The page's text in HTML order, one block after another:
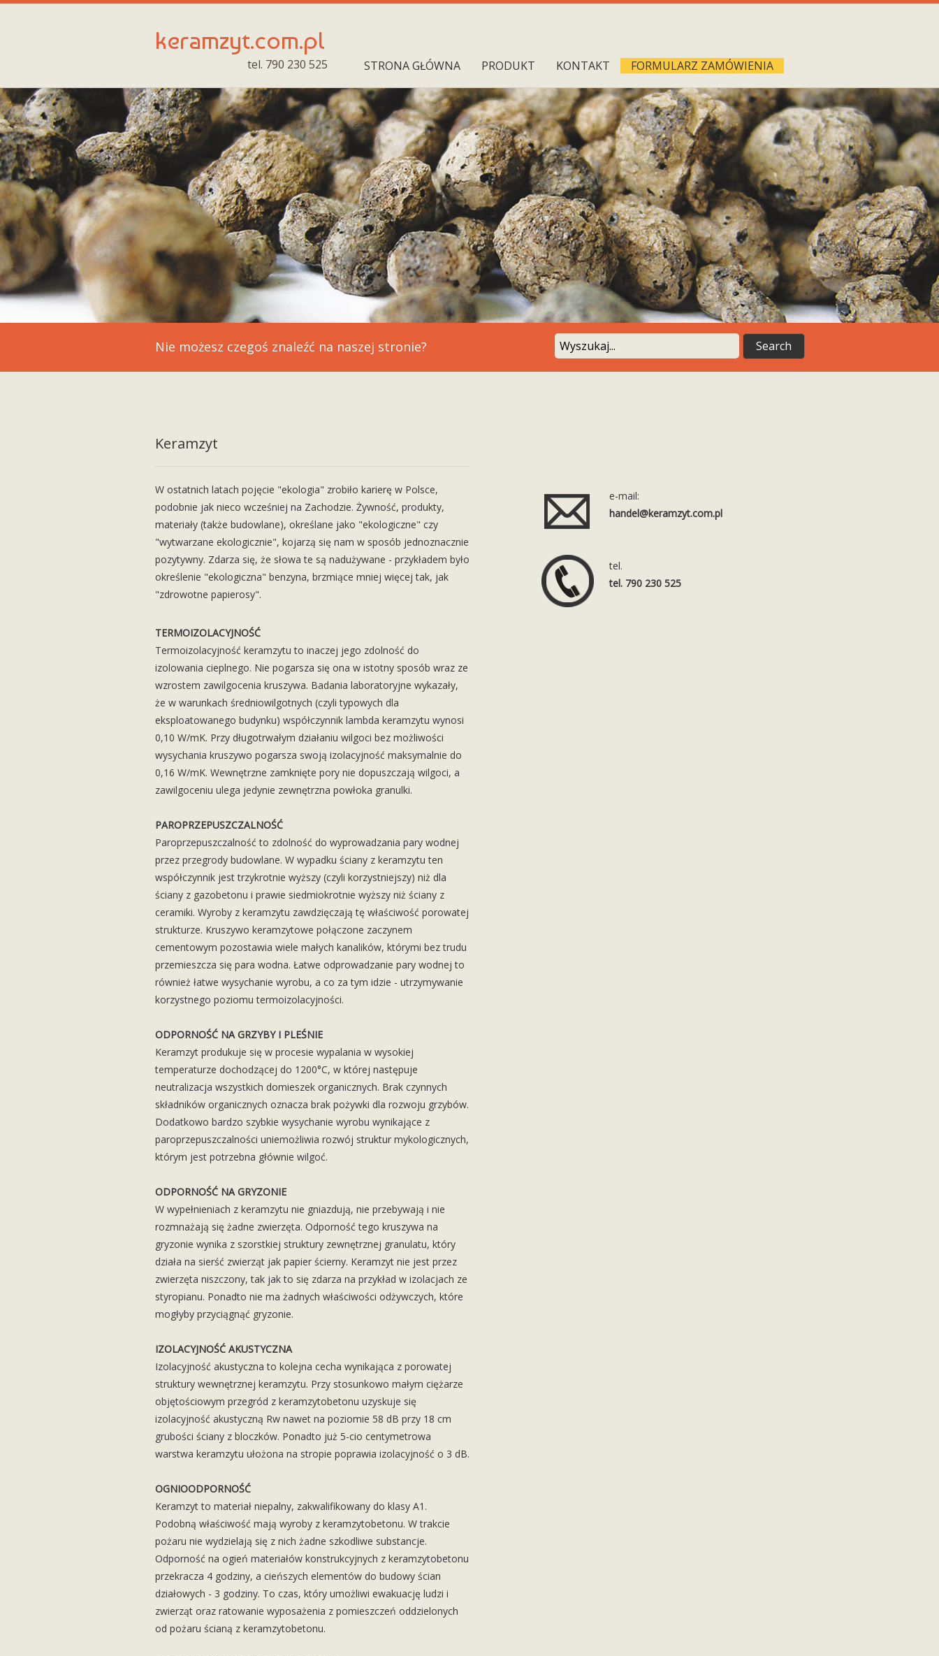
keramzyt.com.pl
tel. 790 230 525 STRONA GŁÓWNA PRODUKT KONTAKT FORMULARZ ZAMÓWIENIA
Nie możesz czegoś znaleźć na naszej stronie?
Keramzyt
W ostatnich latach pojęcie "ekologia" zrobiło karierę w Polsce,
podobnie jak nieco wcześniej na Zachodzie. Żywność, produkty,
materiały (także budowlane), określane jako "ekologiczne" czy
"wytwarzane ekologicznie", kojarzą się nam w sposób jednoznacznie
pozytywny. Zdarza się, że słowa te są nadużywane - przykładem było
określenie "ekologiczna" benzyna, brzmiące mniej więcej tak, jak
"zdrowotne papierosy".
TERMOIZOLACYJNOŚĆ
Termoizolacyjność keramzytu to inaczej jego zdolność do
izolowania cieplnego. Nie pogarsza się ona w istotny sposób wraz ze
wzrostem zawilgocenia kruszywa. Badania laboratoryjne wykazały,
że w warunkach średniowilgotnych (czyli typowych dla
eksploatowanego budynku) współczynnik lambda keramzytu wynosi
0,10 W/mK. Przy długotrwałym działaniu wilgoci bez możliwości
wysychania kruszywo pogarsza swoją izolacyjność maksymalnie do
0,16 W/mK. Wewnętrzne zamknięte pory nie dopuszczają wilgoci, a
zawilgoceniu ulega jedynie zewnętrzna powłoka granulki.
PAROPRZEPUSZCZALNOŚĆ
Paroprzepuszczalność to zdolność do wyprowadzania pary wodnej
przez przegrody budowlane. W wypadku ściany z keramzytu ten
współczynnik jest trzykrotnie wyższy (czyli korzystniejszy) niż dla
ściany z gazobetonu i prawie siedmiokrotnie wyższy niż ściany z
ceramiki. Wyroby z keramzytu zawdzięczają tę właściwość porowatej
strukturze. Kruszywo keramzytowe połączone zaczynem
cementowym pozostawia wiele małych kanalików, którymi bez trudu
przemieszcza się para wodna. Łatwe odprowadzanie pary wodnej to
również łatwe wysychanie wyrobu, a co za tym idzie - utrzymywanie
korzystnego poziomu termoizolacyjności.
ODPORNOŚĆ NA GRZYBY I PLEŚNIE
Keramzyt produkuje się w procesie wypalania w wysokiej
temperaturze dochodzącej do 1200°C, w której następuje
neutralizacja wszystkich domieszek organicznych. Brak czynnych
składników organicznych oznacza brak pożywki dla rozwoju grzybów.
Dodatkowo bardzo szybkie wysychanie wyrobu wynikające z
paroprzepuszczalności uniemożliwia rozwój struktur mykologicznych,
którym jest potrzebna głównie wilgoć.
ODPORNOŚĆ NA GRYZONIE
W wypełnieniach z keramzytu nie gniazdują, nie przebywają i nie
rozmnażają się żadne zwierzęta. Odporność tego kruszywa na
gryzonie wynika z szorstkiej struktury zewnętrznej granulatu, który
działa na sierść zwierząt jak papier ścierny. Keramzyt nie jest przez
zwierzęta niszczony, tak jak to się zdarza na przykład w izolacjach ze
styropianu. Ponadto nie ma żadnych właściwości odżywczych, które
mogłyby przyciągnąć gryzonie.
IZOLACYJNOŚĆ AKUSTYCZNA
Izolacyjność akustyczna to kolejna cecha wynikająca z porowatej
struktury wewnętrznej keramzytu. Przy stosunkowo małym ciężarze
objętościowym przegród z keramzytobetonu uzyskuje się
izolacyjność akustyczną Rw nawet na poziomie 58 dB przy 18 cm
grubości ściany z bloczków. Ponadto już 5-cio centymetrowa
warstwa keramzytu ułożona na stropie poprawia izolacyjność o 3 dB.
OGNIOODPORNOŚĆ
Keramzyt to materiał niepalny, zakwalifikowany do klasy A1.
Podobną właściwość mają wyroby z keramzytobetonu. W trakcie
pożaru nie wydzielają się z nich żadne szkodliwe substancje.
Odporność na ogień materiałów konstrukcyjnych z keramzytobetonu
przekracza 4 godziny, a cieńszych elementów do budowy ścian
działowych - 3 godziny. To czas, który umożliwi ewakuację ludzi i
zwierząt oraz ratowanie wyposażenia z pomieszczeń oddzielonych
od pożaru ścianą z keramzytobetonu.
e-mail:
handel@keramzyt.com.pl
tel.
tel. 790 230 525